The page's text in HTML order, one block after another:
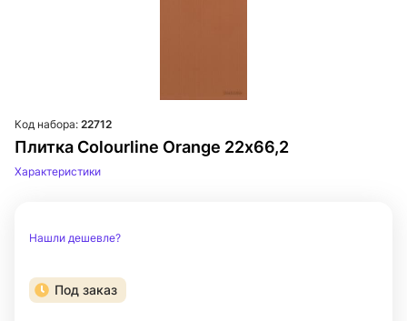
Плитка Colourline Orange 22х66,2
Код набора: 22712
Характеристики
Нашли дешевле?
Под заказ